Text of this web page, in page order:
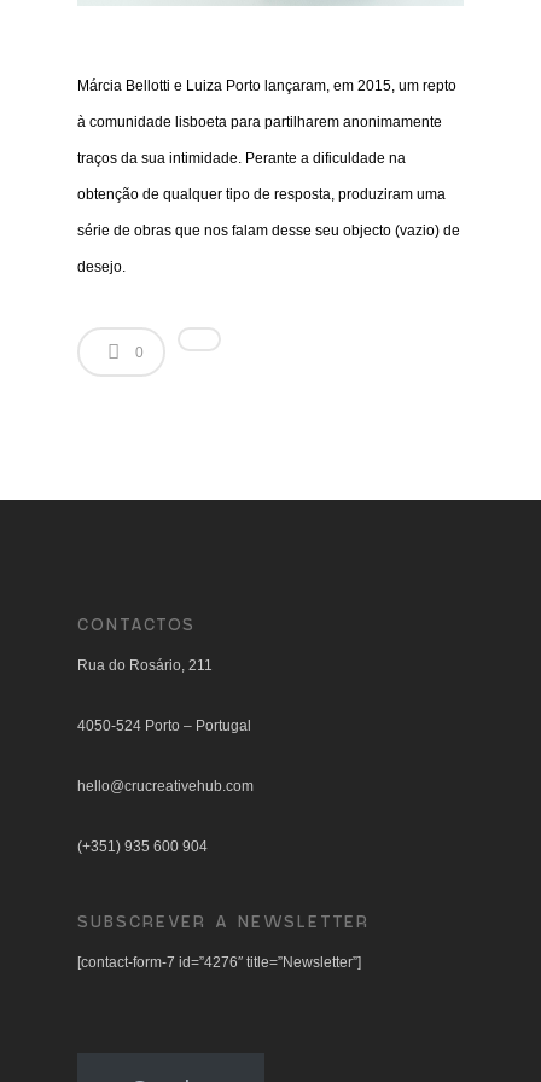
Márcia Bellotti e Luiza Porto lançaram, em 2015, um repto
à comunidade lisboeta para partilharem anonimamente
traços da sua intimidade. Perante a dificuldade na
obtenção de qualquer tipo de resposta, produziram uma
série de obras que nos falam desse seu objecto (vazio) de
desejo.
0
CONTACTOS
Rua do Rosário, 211
4050-524 Porto – Portugal
hello@crucreativehub.com
(+351) 935 600 904
SUBSCREVER A NEWSLETTER
[contact-form-7 id=”4276″ title=”Newsletter”]